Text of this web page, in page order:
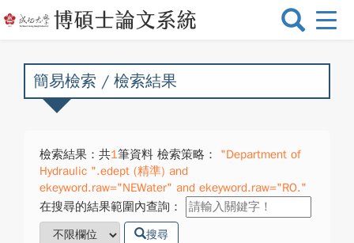
選
換
簡易檢索 / 檢索結果
檢索結果：共1筆資料 檢索策略：
"Department of
Hydraulic ".edept (精準) and
ekeyword.raw="NEWater" and ekeyword.raw="RO."
在搜尋的結果範圍內查詢：
搜尋